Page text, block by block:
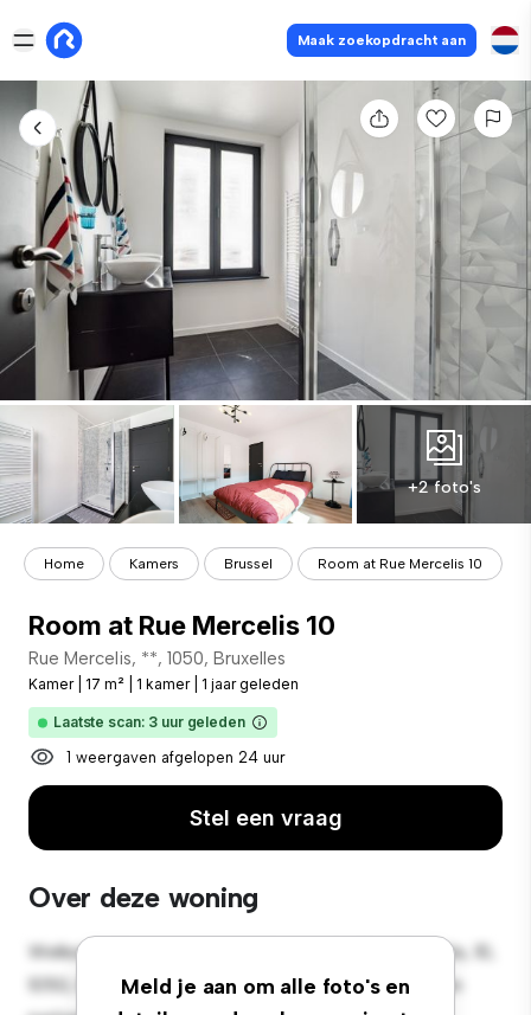
Maak zoekopdracht aan
+2 foto's
Home Kamers Brussel Room at Rue Mercelis 10
Room at Rue Mercelis 10
Rue Mercelis, **, 1050, Bruxelles
Kamer 17 m² 1 kamer 1 jaar geleden
Laatste scan: 3 uur geleden
1 weergaven afgelopen 24 uur
Stel een vraag
Over deze woning
Meld je aan om alle foto's en
Welkom bij je nieuwe toevluchtsoord in Rue Mercelis, 10,
1050, Bruxelles! Deze comfortabele kamer biedt een